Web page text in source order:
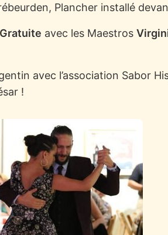
Plancher installé
avec les Maestros
avec l’association Sabor
!